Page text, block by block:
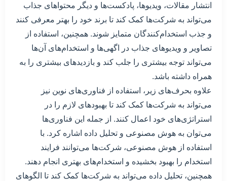
انتشار مقالات، ویدیوها، پادکست‌ها و دیگر محتواهای جذاب
می‌تواند به شرکت‌ها کمک کند تا برند خود را بهتر معرفی کنند
و جذب استخدام‌کنندگان متمایز شوند. همچنین، استفاده از
تصاویر و ویدیوهای جذاب در اگهی‌ها و استخدام‌های آن‌ها
می‌تواند توجه بیشتری را جلب کند و بازدیدهای بیشتری را به
همراه داشته باشد.
علاوه بحرف‌های زیر، استفاده از فناوری‌های نوین نیز
می‌تواند به شرکت‌ها کمک کند تا بهبود‌های لازم را در
استراتژی‌های خود اعمال کنند. از جمله این فناوری‌ها
می‌توان به هوش مصنوعی و تحلیل داده اشاره کرد. با
استفاده از هوش مصنوعی، شرکت‌ها می‌توانند فرایند
استخدام را بهبود بخشیده و استخدام‌های بهتری انجام دهند.
همچنین، تحلیل داده می‌تواند به شرکت‌ها کمک کند تا الگوهای